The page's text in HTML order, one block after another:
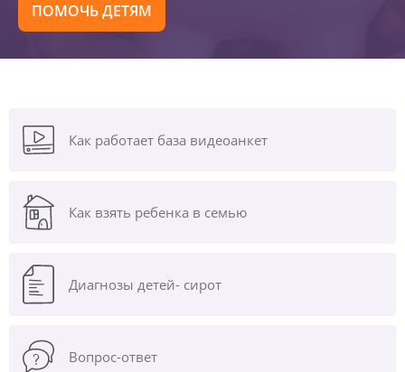
ПОМОЧЬ ДЕТЯМ
Как работает база видеоанкет
Как взять ребенка в семью
Диагнозы детей- сирот
Вопрос-ответ